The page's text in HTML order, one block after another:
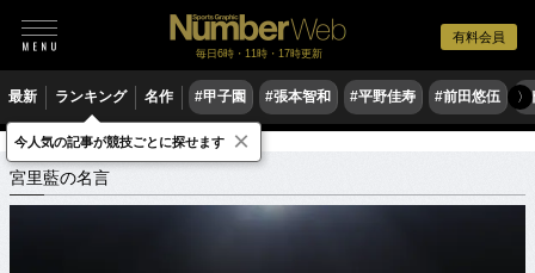
有料会員
毎日6時・11時・17時更新
最新 ランキング 名作 #甲子園 #張本智和 #平野佳寿 #前田悠伍 #
〉
スポーツ名言集 ミ 宮里藍の名言
宮里藍の名言
今人気の記事が競技ごとに探せます ×